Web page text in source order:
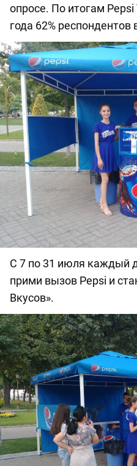
опросе. По итогам
года 62% респондентов
С 7 по 31 июля каждый
прими вызов Pepsi и
Вкусов».